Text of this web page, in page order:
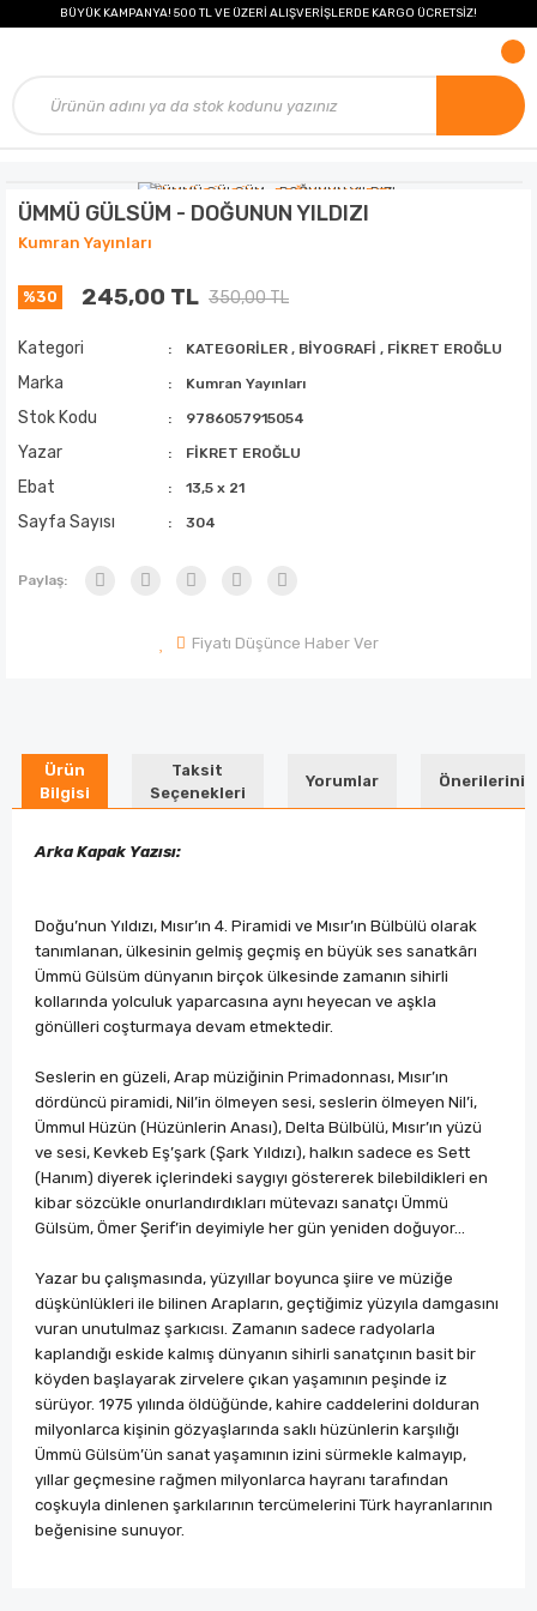
BÜYÜK KAMPANYA! 500 TL VE ÜZERİ ALIŞVERİŞLERDE KARGO ÜCRETSİZ!
ÜMMÜ GÜLSÜM - DOĞUNUN YILDIZI
Kumran Yayınları
%30 245,00 TL 350,00 TL
Kategori KATEGORİLER , BİYOGRAFİ , FİKRET EROĞLU
Marka Kumran Yayınları
Stok Kodu 9786057915054
Yazar FİKRET EROĞLU
Ebat 13,5 x 21
Sayfa Sayısı 304
Paylaş:
Fiyatı Düşünce Haber Ver
Ürün
Bilgisi
Taksit
Seçenekleri
Yorumlar Önerileriniz
Arka Kapak Yazısı:
Doğu’nun Yıldızı, Mısır’ın 4. Piramidi ve Mısır’ın Bülbülü olarak
tanımlanan, ülkesinin gelmiş geçmiş en büyük ses sanatkârı
Ümmü Gülsüm dünyanın birçok ülkesinde zamanın sihirli
kollarında yolculuk yaparcasına aynı heyecan ve aşkla
gönülleri coşturmaya devam etmektedir.
Seslerin en güzeli, Arap müziğinin Primadonnası, Mısır’ın
dördüncü piramidi, Nil’in ölmeyen sesi, seslerin ölmeyen Nil’i,
Ümmul Hüzün (Hüzünlerin Anası), Delta Bülbülü, Mısır’ın yüzü
ve sesi, Kevkeb Eş’şark (Şark Yıldızı), halkın sadece es Sett
(Hanım) diyerek içlerindeki saygıyı göstererek bilebildikleri en
kibar sözcükle onurlandırdıkları mütevazı sanatçı Ümmü
Gülsüm, Ömer Şerif’in deyimiyle her gün yeniden doğuyor...
Yazar bu çalışmasında, yüzyıllar boyunca şiire ve müziğe
düşkünlükleri ile bilinen Arapların, geçtiğimiz yüzyıla damgasını
vuran unutulmaz şarkıcısı. Zamanın sadece radyolarla
kaplandığı eskide kalmış dünyanın sihirli sanatçının basit bir
köyden başlayarak zirvelere çıkan yaşamının peşinde iz
sürüyor. 1975 yılında öldüğünde, kahire caddelerini dolduran
milyonlarca kişinin gözyaşlarında saklı hüzünlerin karşılığı
Ümmü Gülsüm’ün sanat yaşamının izini sürmekle kalmayıp,
yıllar geçmesine rağmen milyonlarca hayranı tarafından
coşkuyla dinlenen şarkılarının tercümelerini Türk hayranlarının
beğenisine sunuyor.